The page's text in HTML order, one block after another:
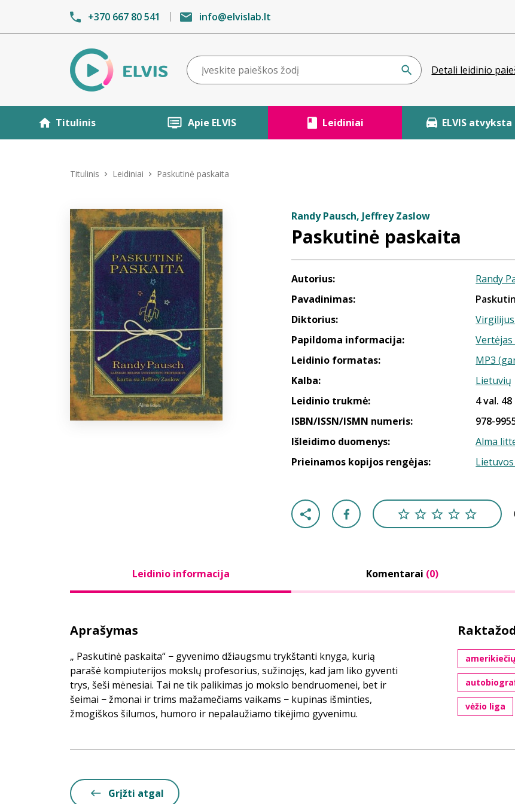
+370 667 80 541 info@elvislab.lt
Detali leidinio
Titulinis Apie ELVIS Leidiniai ELVIS atvyksta
Titulinis Leidiniai Paskutinė paskaita
Randy Pausch, Jeffrey Zaslow
Paskutinė paskaita
Autorius: Randy
Pavadinimas:
Diktorius:
Papildoma informacija:
Leidinio formatas:
MP3
Kalba:
Lietuvių
Leidinio trukmė:
4 val.
ISBN/ISSN/ISMN numeris:
978-
Išleidimo duomenys:
Alma
Prieinamos kopijos rengėjas:
Leidinio informacija Komentarai (0)
Aprašymas
„ Paskutinė paskaita“ − gyvenimo džiaugsmu trykštanti knyga, kurią
parašė kompiuterijos mokslų profesorius, sužinojęs, kad jam liko gyventi
trys, šeši mėnesiai. Tai ne tik palikimas jo mokslo bendruomenei, bet ir
šeimai − žmonai ir trims mažamečiams vaikams − kupinas išminties,
žmogiškos šilumos, humoro ir nepalaužiamo tikėjimo gyvenimu.
vėžio liga
Grįžti atgal